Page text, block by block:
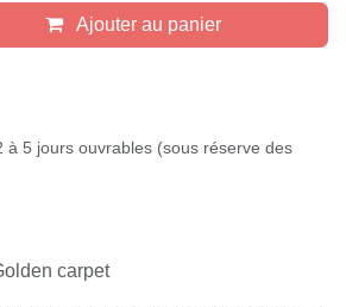
Ajouter au panier
à 5 jours ouvrables (sous réserve des
carpet